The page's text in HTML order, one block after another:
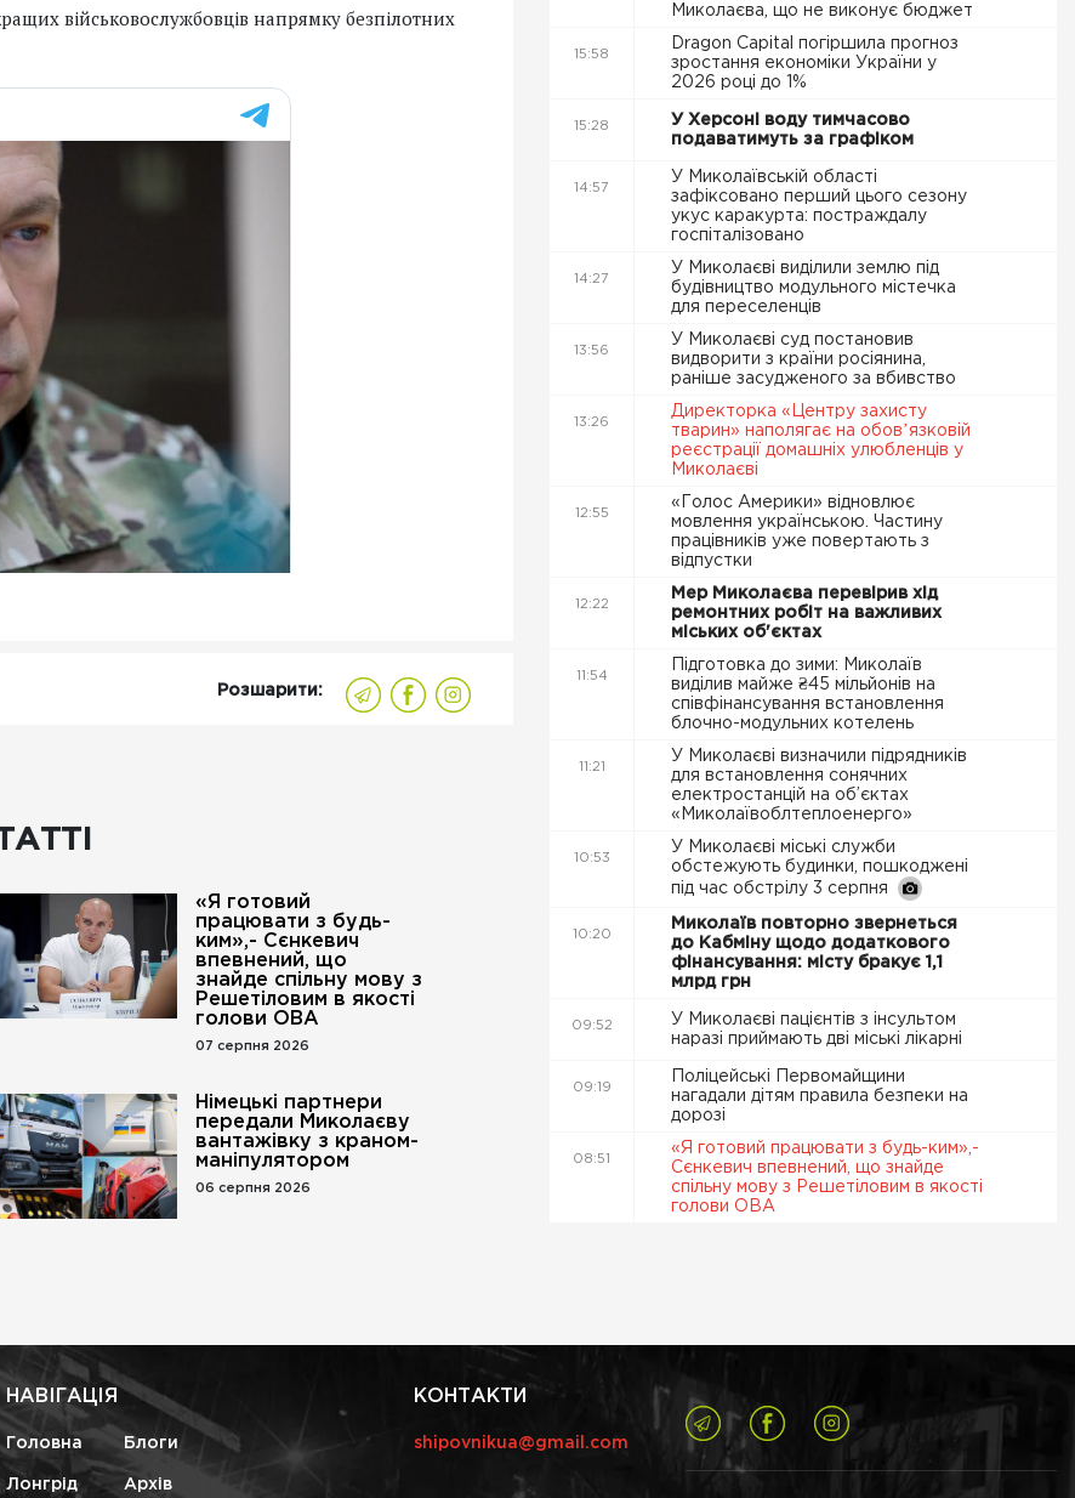
військовослужбовців напрямку безпілотних
Розшарити:
«Я готовий
працювати з будь-
ким»,- Сєнкевич
впевнений, що
знайде спільну мову з
Решетіловим в якості
голови ОВА
07 серпня 2026
Німецькі партнери
передали Миколаєву
вантажівку з краном-
маніпулятором
06 серпня 2026
Миколаєва, що не виконує бюджет
15:58
Dragon Capital погіршила прогноз
зростання економіки України у
2026 році до 1%
15:28
У Херсоні воду тимчасово
подаватимуть за графіком
14:57
У Миколаївській області
зафіксовано перший цього сезону
укус каракурта: постраждалу
госпіталізовано
14:27
У Миколаєві виділили землю під
будівництво модульного містечка
для переселенців
13:56
У Миколаєві суд постановив
видворити з країни росіянина,
раніше засудженого за вбивство
13:26
Директорка «Центру захисту
тварин» наполягає на обовʼязковій
реєстрації домашніх улюбленців у
Миколаєві
12:55
«Голос Америки» відновлює
мовлення українською. Частину
працівників уже повертають з
відпустки
12:22
Мер Миколаєва перевірив хід
ремонтних робіт на важливих
міських об'єктах
11:54
Підготовка до зими: Миколаїв
виділив майже ₴45 мільйонів на
співфінансування встановлення
блочно-модульних котелень
11:21
У Миколаєві визначили підрядників
для встановлення сонячних
електростанцій на об’єктах
«Миколаївоблтеплоенерго»
10:53
У Миколаєві міські служби
обстежують будинки, пошкоджені
під час обстрілу 3 серпня
10:20
Миколаїв повторно звернеться
до Кабміну щодо додаткового
фінансування: місту бракує 1,1
млрд грн
09:52
У Миколаєві пацієнтів з інсультом
наразі приймають дві міські лікарні
09:19
Поліцейські Первомайщини
нагадали дітям правила безпеки на
дорозі
08:51
«Я готовий працювати з будь-ким»,-
Сєнкевич впевнений, що знайде
спільну мову з Решетіловим в якості
голови ОВА
НАВІГАЦІЯ
Головна Блоги
Лонгрід Архів
КОНТАКТИ
shipovnikua@gmail.com